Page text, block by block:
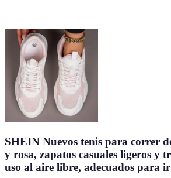
SHEIN Nuevos tenis para correr
y rosa, zapatos casuales ligeros y
uso al aire libre, adecuados para